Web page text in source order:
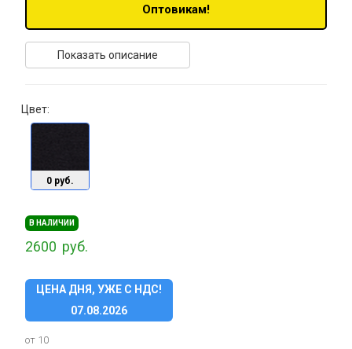
Оптовикам!
Показать описание
Цвет:
0 руб.
В НАЛИЧИИ
2600 руб.
ЦЕНА ДНЯ, УЖЕ С НДС!
07.08.2026
от 10